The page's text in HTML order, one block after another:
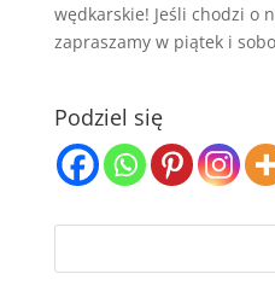
wędkarskie! Jeśli chodzi o
zapraszamy w piątek i
Podziel się